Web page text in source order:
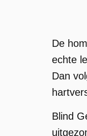
De
echte
Dan
Blind